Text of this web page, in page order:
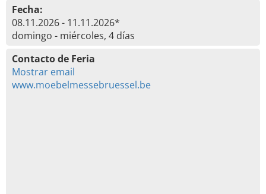
Fecha:
08.11.2026 - 11.11.2026*
domingo - miércoles, 4 días
Contacto de Feria
Mostrar email
www.moebelmessebruessel.be